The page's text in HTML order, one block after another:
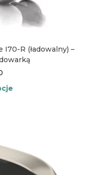
I70-R (ładowalny) –